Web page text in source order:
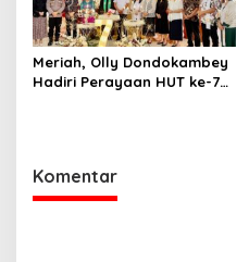
Meriah, Olly Dondokambey
Hadiri Perayaan HUT ke-7
Komentar